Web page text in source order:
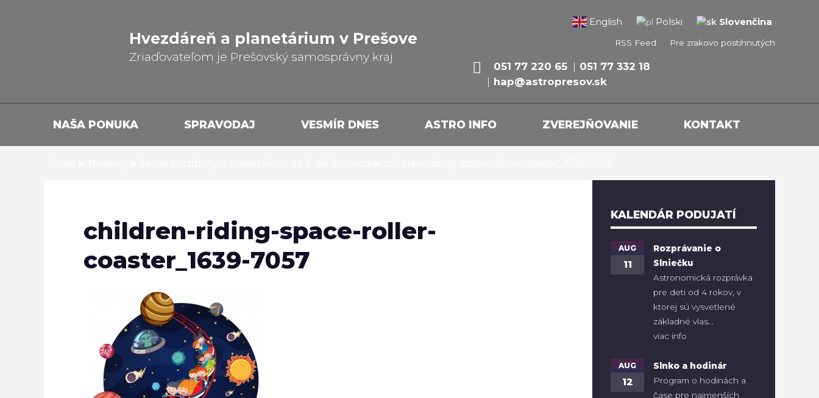
Hvezdáreň a planetárium v Prešove
Zriaďovateľom je Prešovský samosprávny kraj
English Polski Slovenčina
Pre zrakovo postihnutých
RSS Feed
051 77 220 65
051 77 332 18
hap@astropresov.sk
NAŠA PONUKA SPRAVODAJ VESMÍR DNES ASTRO INFO ZVEREJŇOVANIE KONTAKT
children-riding-space-roller-
coaster_1639-7057
KALENDÁR PODUJATÍ
AUG
11
Rozprávanie o
Slniečku
Astronomická rozprávka
pre deti od 4 rokov, v
ktorej sú vysvetlené
základné vlas...
viac info
AUG
12
Slnko a hodinár
Program o hodinách a
čase pre najmenších